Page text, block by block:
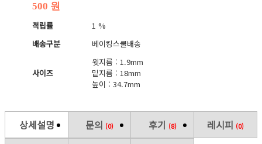
500 원
적립률
1 %
배송구분
베이킹스쿨배송
사이즈
윗지름 : 1.9mm
밑지름 : 18mm
높이 : 34.7mm
상세설명 문의 (0) 후기 (8) 레시피 (0)